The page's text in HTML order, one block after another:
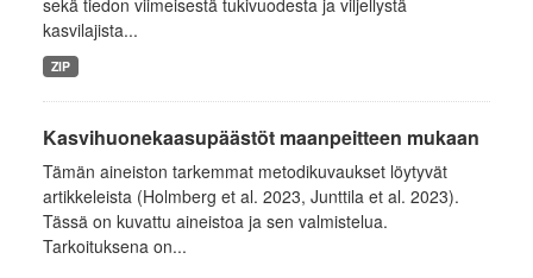
sekä tiedon viimeisestä tukivuodesta ja viljellystä
kasvilajista...
ZIP
Kasvihuonekaasupäästöt maanpeitteen mukaan
Tämän aineiston tarkemmat metodikuvaukset löytyvät
artikkeleista (Holmberg et al. 2023, Junttila et al. 2023).
Tässä on kuvattu aineistoa ja sen valmistelua.
Tarkoituksena on...